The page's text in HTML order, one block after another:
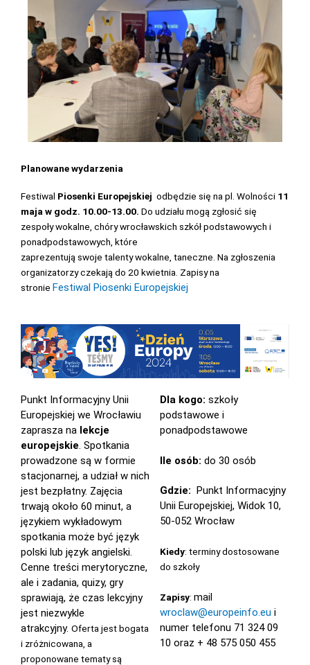
Planowane wydarzenia
Festiwal Piosenki Europejskiej odbędzie się na pl. Wolności 11
maja w godz. 10.00-13.00. Do udziału mogą zgłosić się
zespoły wokalne, chóry wrocławskich szkół podstawowych i
ponadpodstawowych, które
zaprezentują swoje talenty wokalne, taneczne. Na zgłoszenia
organizatorzy czekają do 20 kwietnia. Zapisy na
stronie Festiwal Piosenki Europejskiej
Punkt Informacyjny Unii
Europejskiej we Wrocławiu
zaprasza na lekcje
europejskie. Spotkania
prowadzone są w formie
stacjonarnej, a udział w nich
jest bezpłatny. Zajęcia
trwają około 60 minut, a
językiem wykładowym
spotkania może być język
polski lub język angielski.
Cenne treści merytoryczne,
ale i zadania, quizy, gry
sprawiają, że czas lekcyjny
jest niezwykle
atrakcyjny. Oferta jest bogata
i zróżnicowana, a
proponowane tematy są
Dla kogo:szkoły
podstawowe i
ponadpodstawowe
Ile osób: do 30 osób
Gdzie:
Punkt Informacyjny
Unii Europejskiej, Widok 10,
50-052 Wrocław
Kiedy: terminy dostosowane
do szkoły
Zapisy:mail
wroclaw@europeinfo.eu i
numer telefonu 71 324 09
10 oraz + 48 575 050 455